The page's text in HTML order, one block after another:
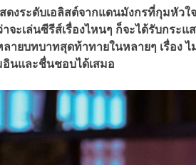
ดงระดับเอลิสต์จากแดนมังกรที่กุมหัว
จะเล่นซีรีส์เรื่องไหนๆ ก็จะได้รับกระ
ายบทบาทสุดท้าทายในหลายๆ เรื่อง
นและชื่นชอบได้เสมอ